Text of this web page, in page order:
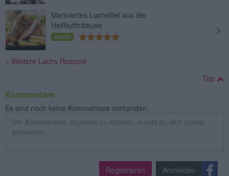
Mariniertes Lachsfilet aus der
Heißluftfritteuse
Leicht
» Weitere Lachs Rezepte
Top
Kommentare
Es sind noch keine Kommentare vorhanden.
Registrieren Anmelden